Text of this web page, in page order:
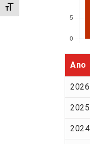
Alternar tamanho da fonte
Ano
2026
2025
2024